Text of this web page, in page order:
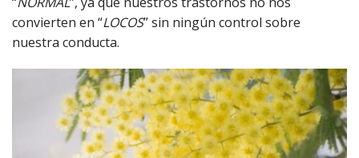
convierten en “LOCOS” sin ningún control sobre
nuestra conducta.